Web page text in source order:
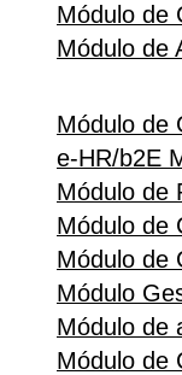
Módulo de
Módulo de
Módulo de
e-HR/b2E
Módulo de
Módulo de
Módulo de
Módulo
Módulo de
Módulo de